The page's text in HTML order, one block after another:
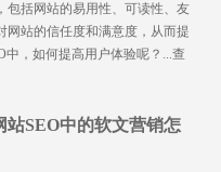
包括网站的易用性、可读性、友
网站的信任度和满意度，从而提
中，如何提高用户体验呢？...查
站SEO中的软文营销怎